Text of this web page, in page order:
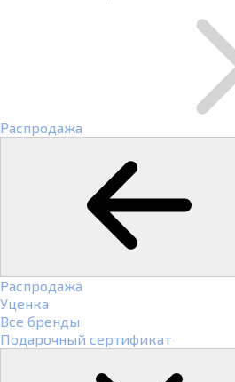
Распродажа
Распродажа
Уценка
Все бренды
Подарочный сертификат